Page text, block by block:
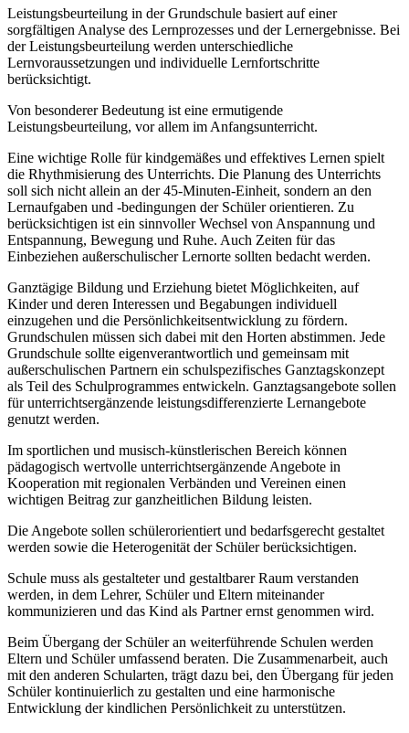
Leistungsbeurteilung in der Grundschule basiert auf einer
sorgfältigen Analyse des Lernprozesses und der Lernergebnisse. Bei
der Leistungsbeurteilung werden unterschiedliche
Lernvoraussetzungen und individuelle Lernfortschritte
berücksichtigt.
Von besonderer Bedeutung ist eine ermutigende
Leistungsbeurteilung, vor allem im Anfangsunterricht.
Eine wichtige Rolle für kindgemäßes und effektives Lernen spielt
die Rhythmisierung des Unterrichts. Die Planung des Unterrichts
soll sich nicht allein an der 45-Minuten-Einheit, sondern an den
Lernaufgaben und -bedingungen der Schüler orientieren. Zu
berücksichtigen ist ein sinnvoller Wechsel von Anspannung und
Entspannung, Bewegung und Ruhe. Auch Zeiten für das
Einbeziehen außerschulischer Lernorte sollten bedacht werden.
Ganztägige Bildung und Erziehung bietet Möglichkeiten, auf
Kinder und deren Interessen und Begabungen individuell
einzugehen und die Persönlichkeitsentwicklung zu fördern.
Grundschulen müssen sich dabei mit den Horten abstimmen. Jede
Grundschule sollte eigenverantwortlich und gemeinsam mit
außerschulischen Partnern ein schulspezifisches Ganztagskonzept
als Teil des Schulprogrammes entwickeln. Ganztagsangebote sollen
für unterrichtsergänzende leistungsdifferenzierte Lernangebote
genutzt werden.
Im sportlichen und musisch-künstlerischen Bereich können
pädagogisch wertvolle unterrichtsergänzende Angebote in
Kooperation mit regionalen Verbänden und Vereinen einen
wichtigen Beitrag zur ganzheitlichen Bildung leisten.
Die Angebote sollen schülerorientiert und bedarfsgerecht gestaltet
werden sowie die Heterogenität der Schüler berücksichtigen.
Schule muss als gestalteter und gestaltbarer Raum verstanden
werden, in dem Lehrer, Schüler und Eltern miteinander
kommunizieren und das Kind als Partner ernst genommen wird.
Beim Übergang der Schüler an weiterführende Schulen werden
Eltern und Schüler umfassend beraten. Die Zusammenarbeit, auch
mit den anderen Schularten, trägt dazu bei, den Übergang für jeden
Schüler kontinuierlich zu gestalten und eine harmonische
Entwicklung der kindlichen Persönlichkeit zu unterstützen.